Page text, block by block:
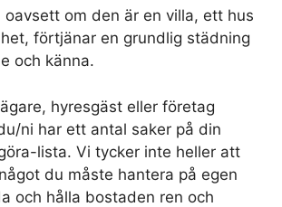
om den är en villa, ett hus
förtjänar en grundlig städning
och känna.
hyresgäst eller företag
ni har ett antal saker på din
lista. Vi tycker inte heller att
du måste hantera på egen
och hålla bostaden ren och